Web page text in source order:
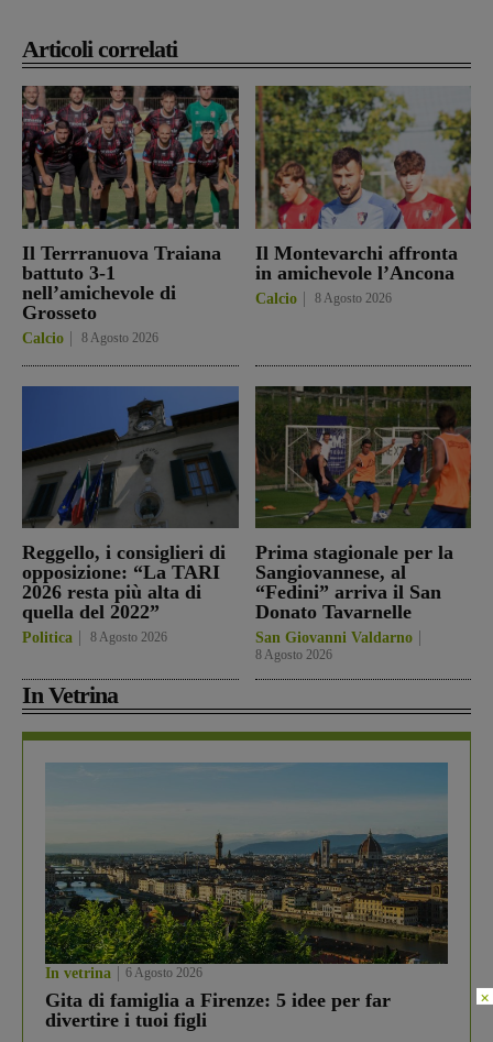
Articoli correlati
Il Terrranuova Traiana
battuto 3-1
nell’amichevole di
Grosseto
Calcio 8 Agosto 2026
Il Montevarchi affronta
in amichevole l’Ancona
Calcio 8 Agosto 2026
Reggello, i consiglieri di
opposizione: “La TARI
2026 resta più alta di
quella del 2022”
Politica 8 Agosto 2026
Prima stagionale per la
Sangiovannese, al
“Fedini” arriva il San
Donato Tavarnelle
San Giovanni Valdarno
8 Agosto 2026
In Vetrina
In vetrina 6 Agosto 2026
Gita di famiglia a Firenze: 5 idee per far
divertire i tuoi figli
×